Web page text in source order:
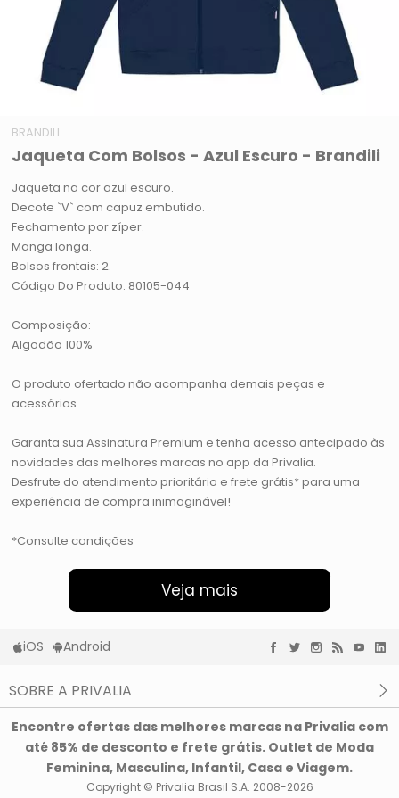
BRANDILI
Jaqueta Com Bolsos - Azul Escuro - Brandili
Jaqueta na cor azul escuro.
Decote `V` com capuz embutido.
Fechamento por zíper.
Manga longa.
Bolsos frontais: 2.
Código Do Produto: 80105-044
Composição:
Algodão 100%
O produto ofertado não acompanha demais peças e
acessórios.
Garanta sua Assinatura Premium e tenha acesso antecipado às
novidades das melhores marcas no app da Privalia.
Desfrute do atendimento prioritário e frete grátis* para uma
experiência de compra inimaginável!
*Consulte condições
Veja mais
iOS Android
SOBRE A PRIVALIA
Privacidade e Cookies
Condições de uso
Encontre ofertas das melhores marcas na Privalia com
até 85% de desconto e frete grátis. Outlet de Moda
Feminina, Masculina, Infantil, Casa e Viagem.
Copyright © Privalia Brasil S.A. 2008-2026